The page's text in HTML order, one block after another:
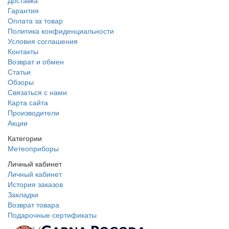
Гарантия
Оплата за товар
Политика конфиденциальности
Условия соглашения
Контакты
Возврат и обмен
Статьи
Обзоры
Связаться с нами
Карта сайта
Производители
Акции
Категории
Метеоприборы
Личный кабинет
Личный кабинет
История заказов
Закладки
Возврат товара
Подарочные сертификаты